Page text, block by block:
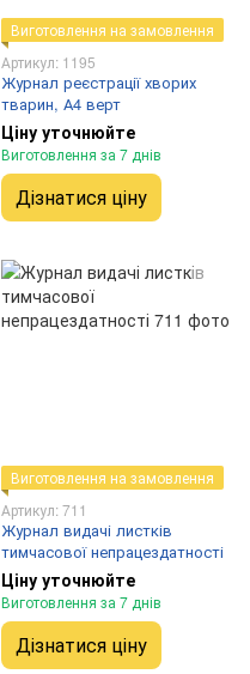
Виготовлення на замовлення
Артикул: 1195
Журнал реєстрації хворих
тварин, А4 верт
Ціну уточнюйте
Виготовлення за 7 днів
Дізнатися ціну
Виготовлення на замовлення
Артикул: 711
Журнал видачі листків
тимчасової непрацездатності
Ціну уточнюйте
Виготовлення за 7 днів
Дізнатися ціну